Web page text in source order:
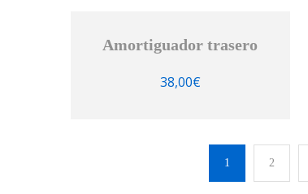
Amortiguador trasero
38,00€
1 2